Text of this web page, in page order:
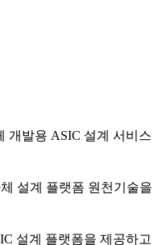
개발용 ASIC 설계 서비스
설계 플랫폼 원천기술을
설계 플랫폼을 제공하고